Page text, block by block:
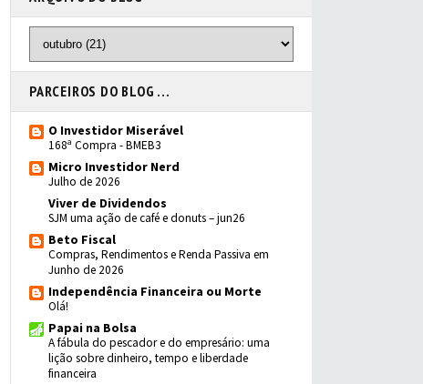
PARCEIROS DO BLOG ...
O Investidor Miserável
168ª Compra - BMEB3
Micro Investidor Nerd
Julho de 2026
Viver de Dividendos
SJM uma ação de café e donuts – jun26
Beto Fiscal
Compras, Rendimentos e Renda Passiva em
Junho de 2026
Independência Financeira ou Morte
Olá!
Papai na Bolsa
A fábula do pescador e do empresário: uma
lição sobre dinheiro, tempo e liberdade
financeira